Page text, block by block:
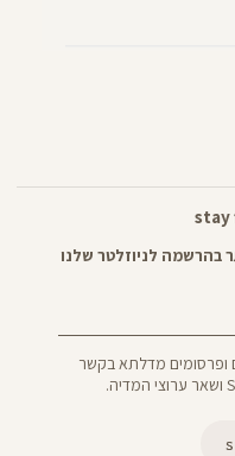
ופרסומים מדלתא בקשר